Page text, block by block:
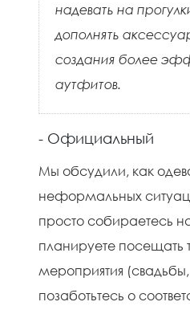
надевать на
дополнять
создания более
аутфитов.
- Официальный
Мы обсудили, как
неформальных
просто собираетесь
планируете посещать
мероприятия
позаботьтесь о